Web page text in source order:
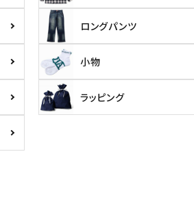
ロングパンツ
小物
ラッピング